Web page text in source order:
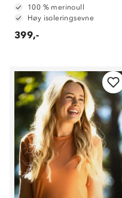
100 % merinoull
Høy isoleringsevne
399,-